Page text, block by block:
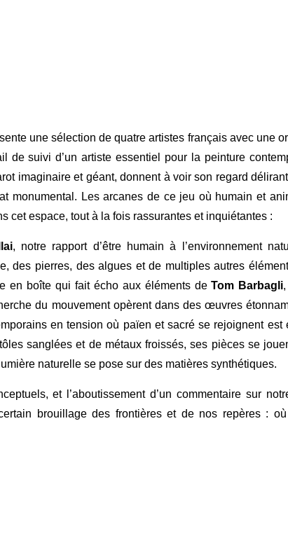
une sélection de quatre artistes français avec une
de suivi d’un artiste essentiel pour la peinture
imaginaire et géant, donnent à voir son regard
monumental. Les arcanes de ce jeu où humain et
cet espace, tout à la fois rassurantes et inquiétantes :
, notre rapport d’être humain à l’environnement
des pierres, des algues et de multiples autres
en boîte qui fait écho aux éléments deTom Barbagli
du mouvement opèrent dans des œuvres
en tension où païen et sacré se rejoignent est
sanglées et de métaux froissés, ses pièces se
naturelle se pose sur des matières synthétiques.
et l’aboutissement d’un commentaire sur
brouillage des frontières et de nos repères :